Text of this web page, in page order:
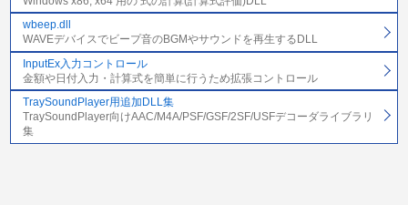
wbeep.dll
WAVEデバイスでビープ音のBGMやサウンドを再生するDLL
InputEx入力コントロール
金額や日付入力・計算式を簡単に行うため拡張コントロール
TraySoundPlayer用追加DLL集
TraySoundPlayer向けAAC/M4A/PSF/GSF/2SF/USFデコーダライブラリ
集